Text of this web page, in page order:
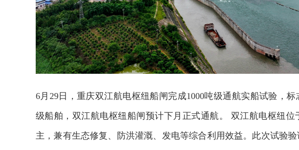
6月29日，重庆双江航电枢纽船闸完成1000吨级通航实船试验，
级船舶，双江航电枢纽船闸预计下月正式通航。 双江航电枢纽
主，兼有生态修复、防洪灌溉、发电等综合利用效益。此次试验验